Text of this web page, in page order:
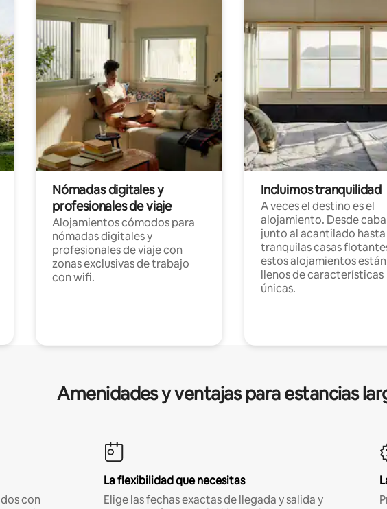
Nómadas digitales y
profesionales de viaje
Alojamientos cómodos para
nómadas digitales y
profesionales de viaje con
zonas exclusivas de trabajo
con wifi.
Incluimos tranquilidad
A veces el destino es el
alojamiento. Desde
junto al acantilado hasta
tranquilas casas
estos alojamientos están
llenos de características
únicas.
Amenidades y ventajas para estancias
con
La flexibilidad que necesitas
Elige las fechas exactas de llegada y salida y